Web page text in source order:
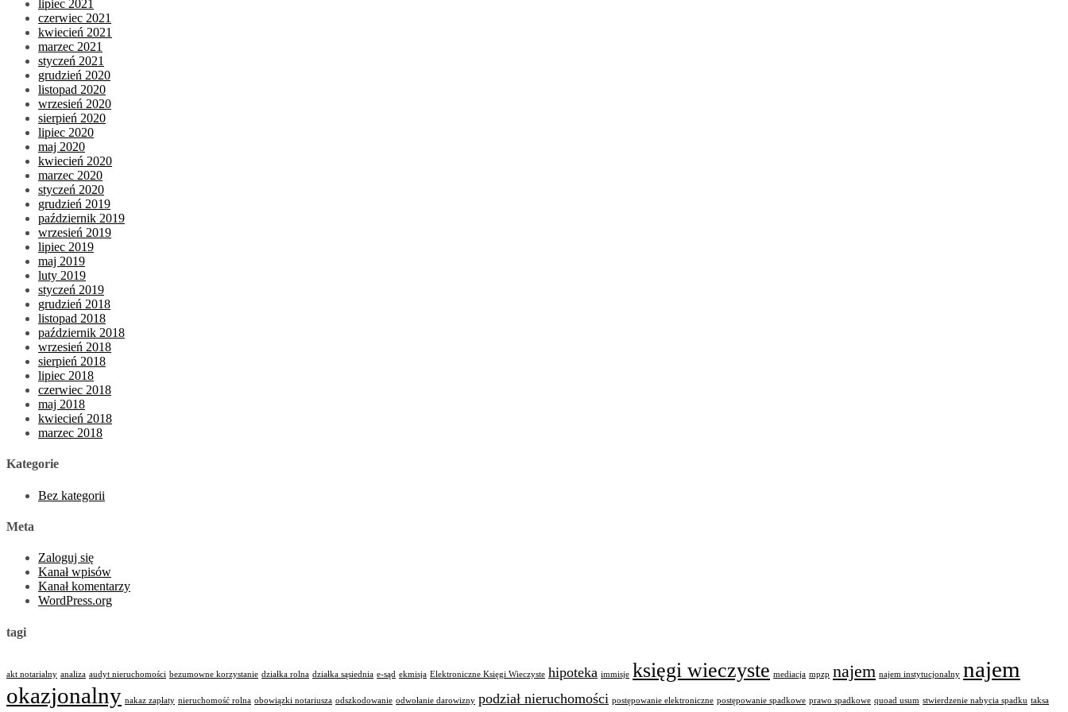
lipiec 2021
czerwiec 2021
kwiecień 2021
marzec 2021
styczeń 2021
grudzień 2020
listopad 2020
wrzesień 2020
sierpień 2020
lipiec 2020
maj 2020
kwiecień 2020
marzec 2020
styczeń 2020
grudzień 2019
październik 2019
wrzesień 2019
lipiec 2019
maj 2019
luty 2019
styczeń 2019
grudzień 2018
listopad 2018
październik 2018
wrzesień 2018
sierpień 2018
lipiec 2018
czerwiec 2018
maj 2018
kwiecień 2018
marzec 2018
Kategorie
Bez kategorii
Meta
Zaloguj się
Kanał wpisów
Kanał komentarzy
WordPress.org
tagi
akt notarialny analiza audyt nieruchomości bezumowne korzystanie działka rolna działka sąsiednia e-sąd ekmisja Elektroniczne Księgi Wieczyste hipoteka immisje księgi wieczyste mediacja mpzp najem najem instytucjonalny najem
okazjonalny nakaz zapłaty nieruchomość rolna obowiązki notariusza odszkodowanie odwołanie darowizny podział nieruchomości postępowanie elektroniczne postępowanie spadkowe prawo spadkowe quoad usum stwierdzenie nabycia spadku taksa